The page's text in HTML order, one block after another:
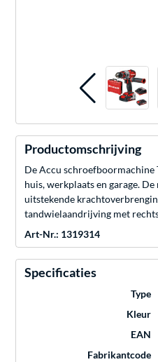
Productomschrijving
De Accu schroefboormachine
huis, werkplaats en garage.
uitstekende
tandwielaandrijving met
Art-Nr.: 1319314
Specificaties
Type
Kleur
EAN
Fabrikantcode